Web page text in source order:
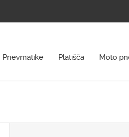
Pnevmatike Platišča Moto